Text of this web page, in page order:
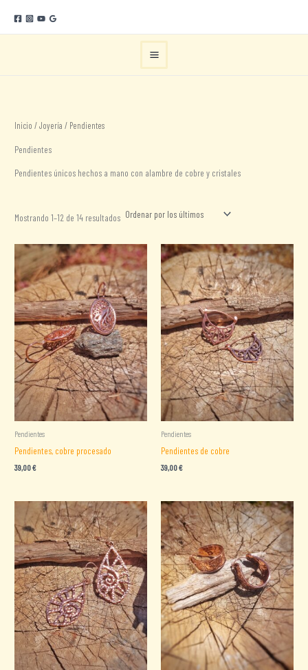
contenido
Inicio /Joyería / Pendientes
Pendientes
Pendientes únicos hechos a mano con alambre de cobre y cristales
Mostrando 1–12 de 14 resultadosOrdenado
últimos
Pendientes
Pendientes, cobre procesado
39,00€
Pendientes
Pendientes de cobre
39,00€